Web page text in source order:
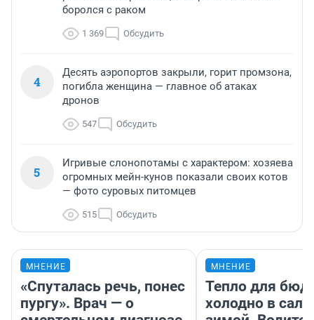
боролся с раком
1 369 Обсудить
4
Десять аэропортов закрыли, горит промзона,
погибла женщина — главное об атаках
дронов
547 Обсудить
5
Игривые слонопотамы с характером: хозяева
огромных мейн-кунов показали своих котов
— фото суровых питомцев
515 Обсудить
МНЕНИЕ
«Спуталась речь, понес
пургу». Врач — о
МНЕНИЕ
Тепло для
холодно в